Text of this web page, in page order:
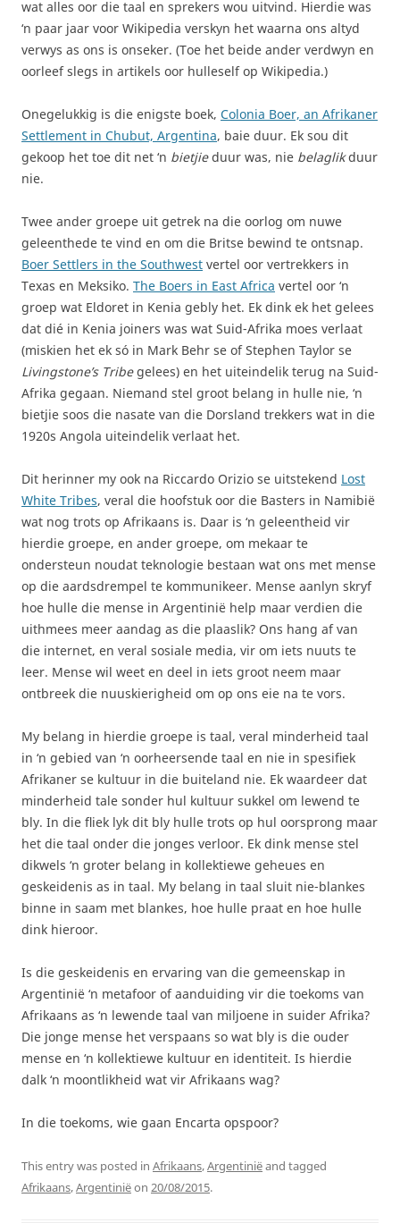
wat alles oor die taal en sprekers wou uitvind. Hierdie was
‘n paar jaar voor Wikipedia verskyn het waarna ons altyd
verwys as ons is onseker. (Toe het beide ander verdwyn en
oorleef slegs in artikels oor hulleself op Wikipedia.)
Onegelukkig is die enigste boek, Colonia Boer, an Afrikaner
Settlement in Chubut, Argentina, baie duur. Ek sou dit
gekoop het toe dit net ‘n bietjieduur was, nie belaglikduur
nie.
Twee ander groepe uit getrek na die oorlog om nuwe
geleenthede te vind en om die Britse bewind te ontsnap.
Boer Settlers in the Southwest vertel oor vertrekkers in
Texas en Meksiko. The Boers in East Africa vertel oor ‘n
groep wat Eldoret in Kenia gebly het. Ek dink ek het gelees
dat dié in Kenia joiners was wat Suid-Afrika moes verlaat
(miskien het ek só in Mark Behr se of Stephen Taylor se
Livingstone’s Tribegelees) en het uiteindelik terug na Suid-
Afrika gegaan. Niemand stel groot belang in hulle nie, ‘n
bietjie soos die nasate van die Dorsland trekkers wat in die
1920s Angola uiteindelik verlaat het.
Dit herinner my ook na Riccardo Orizio se uitstekend Lost
White Tribes, veral die hoofstuk oor die Basters in Namibië
wat nog trots op Afrikaans is. Daar is ‘n geleentheid vir
hierdie groepe, en ander groepe, om mekaar te
ondersteun noudat teknologie bestaan wat ons met mense
op die aardsdrempel te kommunikeer. Mense aanlyn skryf
hoe hulle die mense in Argentinië help maar verdien die
uithmees meer aandag as die plaaslik? Ons hang af van
die internet, en veral sosiale media, vir om iets nuuts te
leer. Mense wil weet en deel in iets groot neem maar
ontbreek die nuuskierigheid om op ons eie na te vors.
My belang in hierdie groepe is taal, veral minderheid taal
in ‘n gebied van ‘n oorheersende taal en nie in spesifiek
Afrikaner se kultuur in die buiteland nie. Ek waardeer dat
minderheid tale sonder hul kultuur sukkel om lewend te
bly. In die fliek lyk dit bly hulle trots op hul oorsprong maar
het die taal onder die jonges verloor. Ek dink mense stel
dikwels ‘n groter belang in kollektiewe geheues en
geskeidenis as in taal. My belang in taal sluit nie-blankes
binne in saam met blankes, hoe hulle praat en hoe hulle
dink hieroor.
Is die geskeidenis en ervaring van die gemeenskap in
Argentinië ‘n metafoor of aanduiding vir die toekoms van
Afrikaans as ‘n lewende taal van miljoene in suider Afrika?
Die jonge mense het verspaans so wat bly is die ouder
mense en ‘n kollektiewe kultuur en identiteit. Is hierdie
dalk ‘n moontlikheid wat vir Afrikaans wag?
In die toekoms, wie gaan Encarta opspoor?
This entry was posted in Afrikaans,Argentiniëand tagged
Afrikaans,Argentiniëon 20/08/2015.